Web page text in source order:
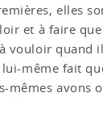
elles
et à faire
vouloir quand il
même fait
mêmes avons